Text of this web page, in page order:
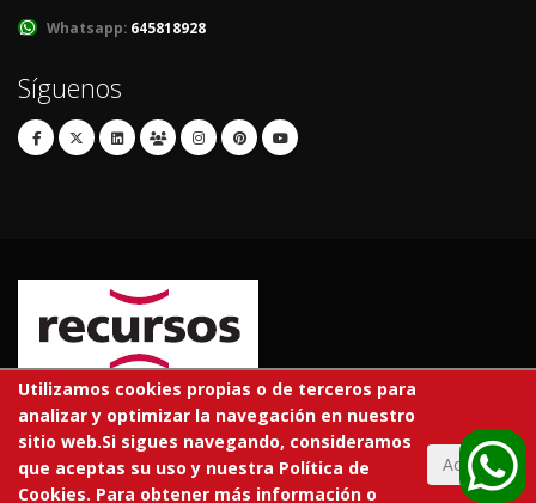
Whatsapp: 645818928
Síguenos
© 2026 RECURSOS EDUCATIVOS S.L.
Todos los derechos reservados.
Utilizamos cookies propias o de terceros para
analizar y optimizar la navegación en nuestro
sitio web.Si sigues navegando, consideramos
que aceptas su uso y nuestra Política de
Cookies. Para obtener más información o
Aceptar